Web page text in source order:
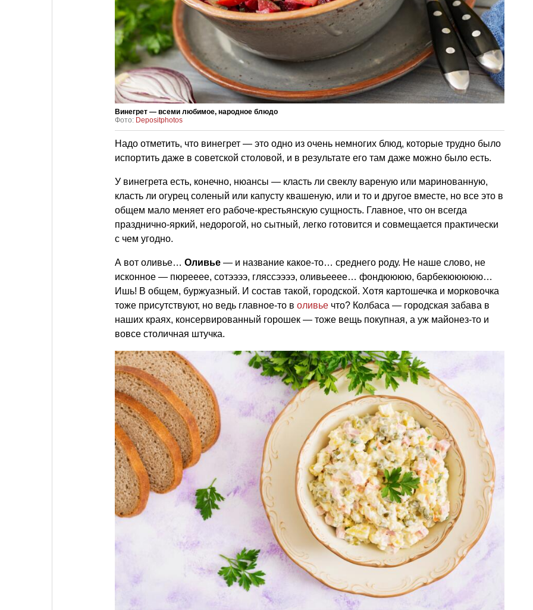
Винегрет — всеми любимое, народное блюдо
Фото: Depositphotos
Надо отметить, что винегрет — это одно из очень немногих блюд, которые трудно было
испортить даже в советской столовой, и в результате его там даже можно было есть.
У винегрета есть, конечно, нюансы — класть ли свеклу вареную или маринованную,
класть ли огурец соленый или капусту квашеную, или и то и другое вместе, но все это в
общем мало меняет его рабоче-крестьянскую сущность. Главное, что он всегда
празднично-яркий, недорогой, но сытный, легко готовится и совмещается практически
с чем угодно.
А вот оливье… Оливье — и название какое-то… среднего роду. Не наше слово, не
исконное — пюрееее, сотээээ, гляссээээ, оливьееее… фондюююю, барбекююююю…
Ишь! В общем, буржуазный. И состав такой, городской. Хотя картошечка и морковочка
тоже присутствуют, но ведь главное-то в оливье что? Колбаса — городская забава в
наших краях, консервированный горошек — тоже вещь покупная, а уж майонез-то и
вовсе столичная штучка.